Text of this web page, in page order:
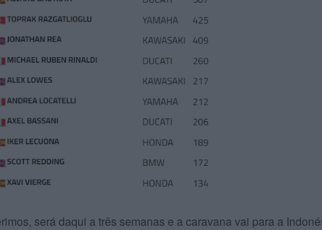
será daqui a três semanas e a caravana vai para a